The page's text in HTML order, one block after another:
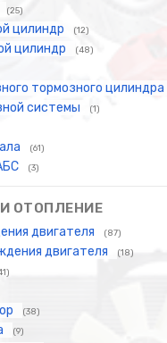
(25)
цилиндр (12)
цилиндр (48)
тормозного цилиндра
системы (1)
(61)
(3)
ОТОПЛЕНИЕ
двигателя (87)
двигателя (18)
(38)
(9)